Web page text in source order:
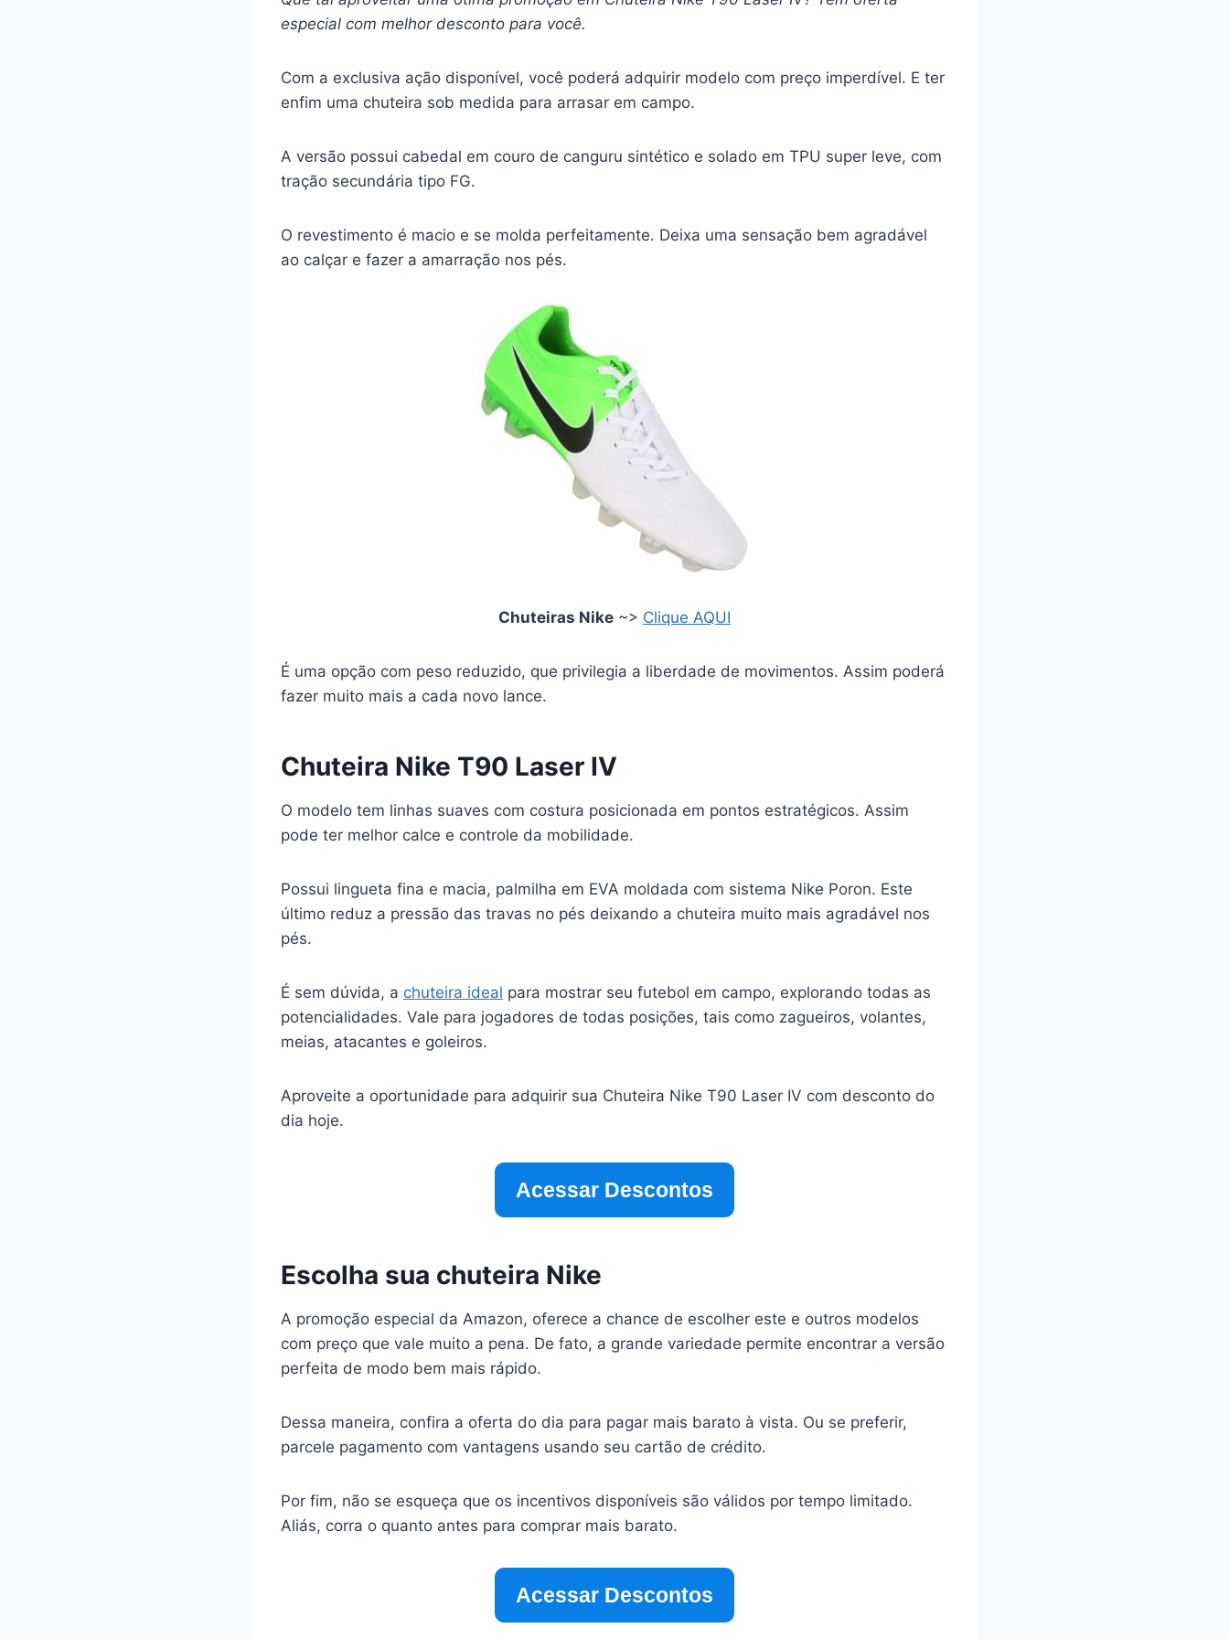
especial com melhor desconto para você.
Com a exclusiva ação disponível, você poderá adquirir modelo com preço imperdível. E ter
enfim uma chuteira sob medida para arrasar em campo.
A versão possui cabedal em couro de canguru sintético e solado em TPU super leve, com
tração secundária tipo FG.
O revestimento é macio e se molda perfeitamente. Deixa uma sensação bem agradável
ao calçar e fazer a amarração nos pés.
Chuteiras Nike ~> Clique AQUI
É uma opção com peso reduzido, que privilegia a liberdade de movimentos. Assim poderá
fazer muito mais a cada novo lance.
Chuteira Nike T90 Laser IV
O modelo tem linhas suaves com costura posicionada em pontos estratégicos. Assim
pode ter melhor calce e controle da mobilidade.
Possui lingueta fina e macia, palmilha em EVA moldada com sistema Nike Poron. Este
último reduz a pressão das travas no pés deixando a chuteira muito mais agradável nos
pés.
É sem dúvida, a chuteira ideal para mostrar seu futebol em campo, explorando todas as
potencialidades. Vale para jogadores de todas posições, tais como zagueiros, volantes,
meias, atacantes e goleiros.
Aproveite a oportunidade para adquirir sua Chuteira Nike T90 Laser IV com desconto do
dia hoje.
Acessar Descontos
Escolha sua chuteira Nike
A promoção especial da Amazon, oferece a chance de escolher este e outros modelos
com preço que vale muito a pena. De fato, a grande variedade permite encontrar a versão
perfeita de modo bem mais rápido.
Dessa maneira, confira a oferta do dia para pagar mais barato à vista. Ou se preferir,
parcele pagamento com vantagens usando seu cartão de crédito.
Por fim, não se esqueça que os incentivos disponíveis são válidos por tempo limitado.
Aliás, corra o quanto antes para comprar mais barato.
Acessar Descontos